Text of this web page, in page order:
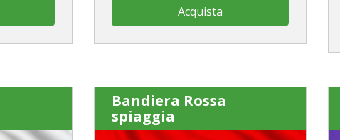
Acquista
Bandiera Rossa
spiaggia